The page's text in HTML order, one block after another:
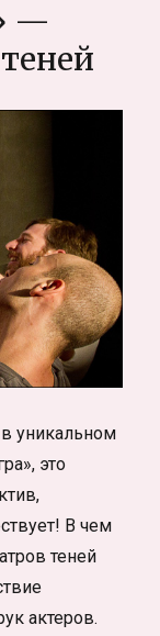
—
уникальном
это
В чем
теней
актеров.